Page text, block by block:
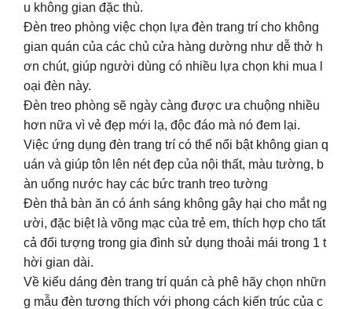
u không gian đặc thù.
Đèn treo phòng việc chọn lựa đèn trang trí cho không
gian quán của các chủ cửa hàng dường như dễ thở h
ơn chút, giúp người dùng có nhiều lựa chọn khi mua l
oại đèn này.
Đèn treo phòng sẽ ngày càng được ưa chuộng nhiều
hơn nữa vì vẻ đẹp mới lạ, độc đáo mà nó đem lại.
Việc ứng dụng đèn trang trí có thể nổi bật không gian q
uán và giúp tôn lên nét đẹp của nội thất, màu tường, b
àn uống nước hay các bức tranh treo tường
Đèn thả bàn ăn có ánh sáng không gây hại cho mắt ng
ười, đặc biệt là võng mạc của trẻ em, thích hợp cho tất
cả đối tượng trong gia đình sử dụng thoải mái trong 1 t
hời gian dài.
Về kiểu dáng đèn trang trí quán cà phê hãy chọn nhữn
g mẫu đèn tương thích với phong cách kiến trúc của c